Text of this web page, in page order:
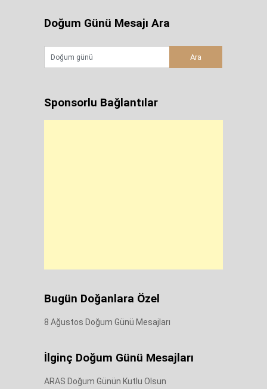
Doğum Günü Mesajı Ara
Sponsorlu Bağlantılar
Bugün Doğanlara Özel
8 Ağustos Doğum Günü Mesajları
İlginç Doğum Günü Mesajları
ARAS Doğum Günün Kutlu Olsun